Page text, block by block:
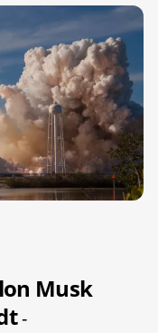
Musk
-